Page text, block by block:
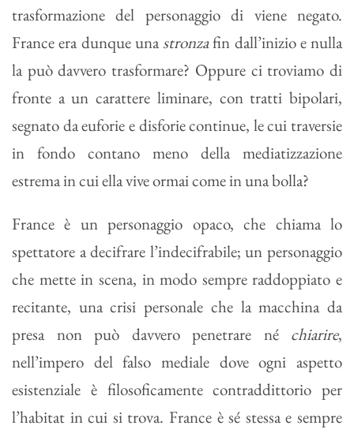
trasformazione del personaggio di viene negato.
France era dunque unastronzafin dall’inizio e nulla
la può davvero trasformare? Oppure ci troviamo di
fronte a un carattere liminare, con tratti bipolari,
segnato da euforie e disforie continue, le cui traversie
in fondo contano meno della mediatizzazione
estrema in cui ella vive ormai come in una bolla?
France è un personaggio opaco, che chiama lo
spettatore a decifrare l’indecifrabile; un personaggio
che mette in scena, in modo sempre raddoppiato e
recitante, una crisi personale che la macchina da
presa non può davvero penetrare né chiarire,
nell’impero del falso mediale dove ogni aspetto
esistenziale è filosoficamente contraddittorio per
l’habitat in cui si trova. France è sé stessa e sempre